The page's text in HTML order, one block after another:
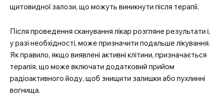
щитовидної залози, що можуть виникнути після терапії.
Після проведення сканування лікар розгляне результати і,
у разі необхідності, може призначити подальше лікування.
Як правило, якщо виявлені активні клітини, призначається
терапія, що може включати додатковий прийом
радіоактивного йоду, щоб знищити залишки або пухлинні
вогнища.